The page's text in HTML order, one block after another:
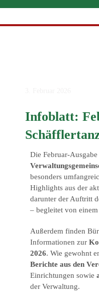
springen
Infoblatt:
Die Februar-
besonders
Highlights aus der
darunter der Auftritt
– begleitet von
Außerdem finden
Informationen zur
2026. Wie gewohnt
Berichte aus den
Einrichtungen sowie
der Verwaltung.